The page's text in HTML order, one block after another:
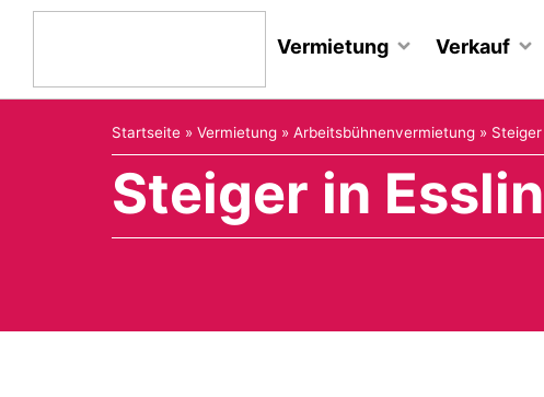
Vermietung Verkauf
Startseite » Vermietung » Arbeitsbühnenvermietung »
Steiger in